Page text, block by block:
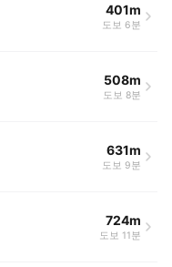
401m
도보 6분
508m
도보 8분
631m
도보 9분
724m
도보 11분